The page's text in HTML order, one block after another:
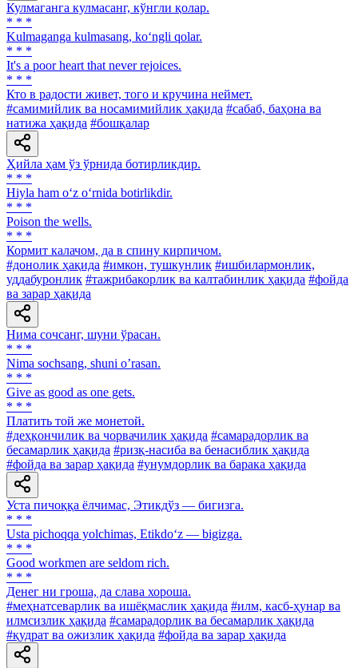
Кулмаганга кулмасанг, кўнгли қолар.
* * *
Kulmaganga kulmasang, ko‘ngli qolar.
* * *
It's a poor heart that never rejoices.
* * *
Кто в радости живет, того и кручина неймет.
#самимийлик ва носамимийлик ҳақида #сабаб, баҳона ва
натижа ҳақида #бошқалар
Ҳийла ҳам ўз ўрнида ботирликдир.
* * *
Hiyla ham o‘z o‘rnida botirlikdir.
* * *
Poison the wells.
* * *
Кормит калачом, да в спину кирпичом.
#донолик ҳақида #имкон, тушкунлик #ишбилармонлик,
уддабуронлик #тажрибакорлик ва калтабинлик ҳақида #фойда
ва зарар ҳақида
Нима сочсанг, шуни ўрасан.
* * *
Nima sochsang, shuni oʼrasan.
* * *
Give as good as one gets.
* * *
Платить той же монетой.
#деҳқончилик ва чорвачилик ҳақида #самарадорлик ва
бесамарлик ҳақида #ризқ-насиба ва бенасиблик ҳақида
#фойда ва зарар ҳақида #унумдорлик ва барака ҳақида
Уста пичоққа ёлчимас, Этикдўз — бигизга.
* * *
Usta pichoqqa yolchimas, Etikdo‘z — bigizga.
* * *
Good workmen are seldom rich.
* * *
Денег ни гроша, да слава хороша.
#меҳнатсеварлик ва ишёқмаслик ҳақида #илм, касб-ҳунар ва
илмсизлик ҳақида #самарадорлик ва бесамарлик ҳақида
#қудрат ва ожизлик ҳақида #фойда ва зарар ҳақида